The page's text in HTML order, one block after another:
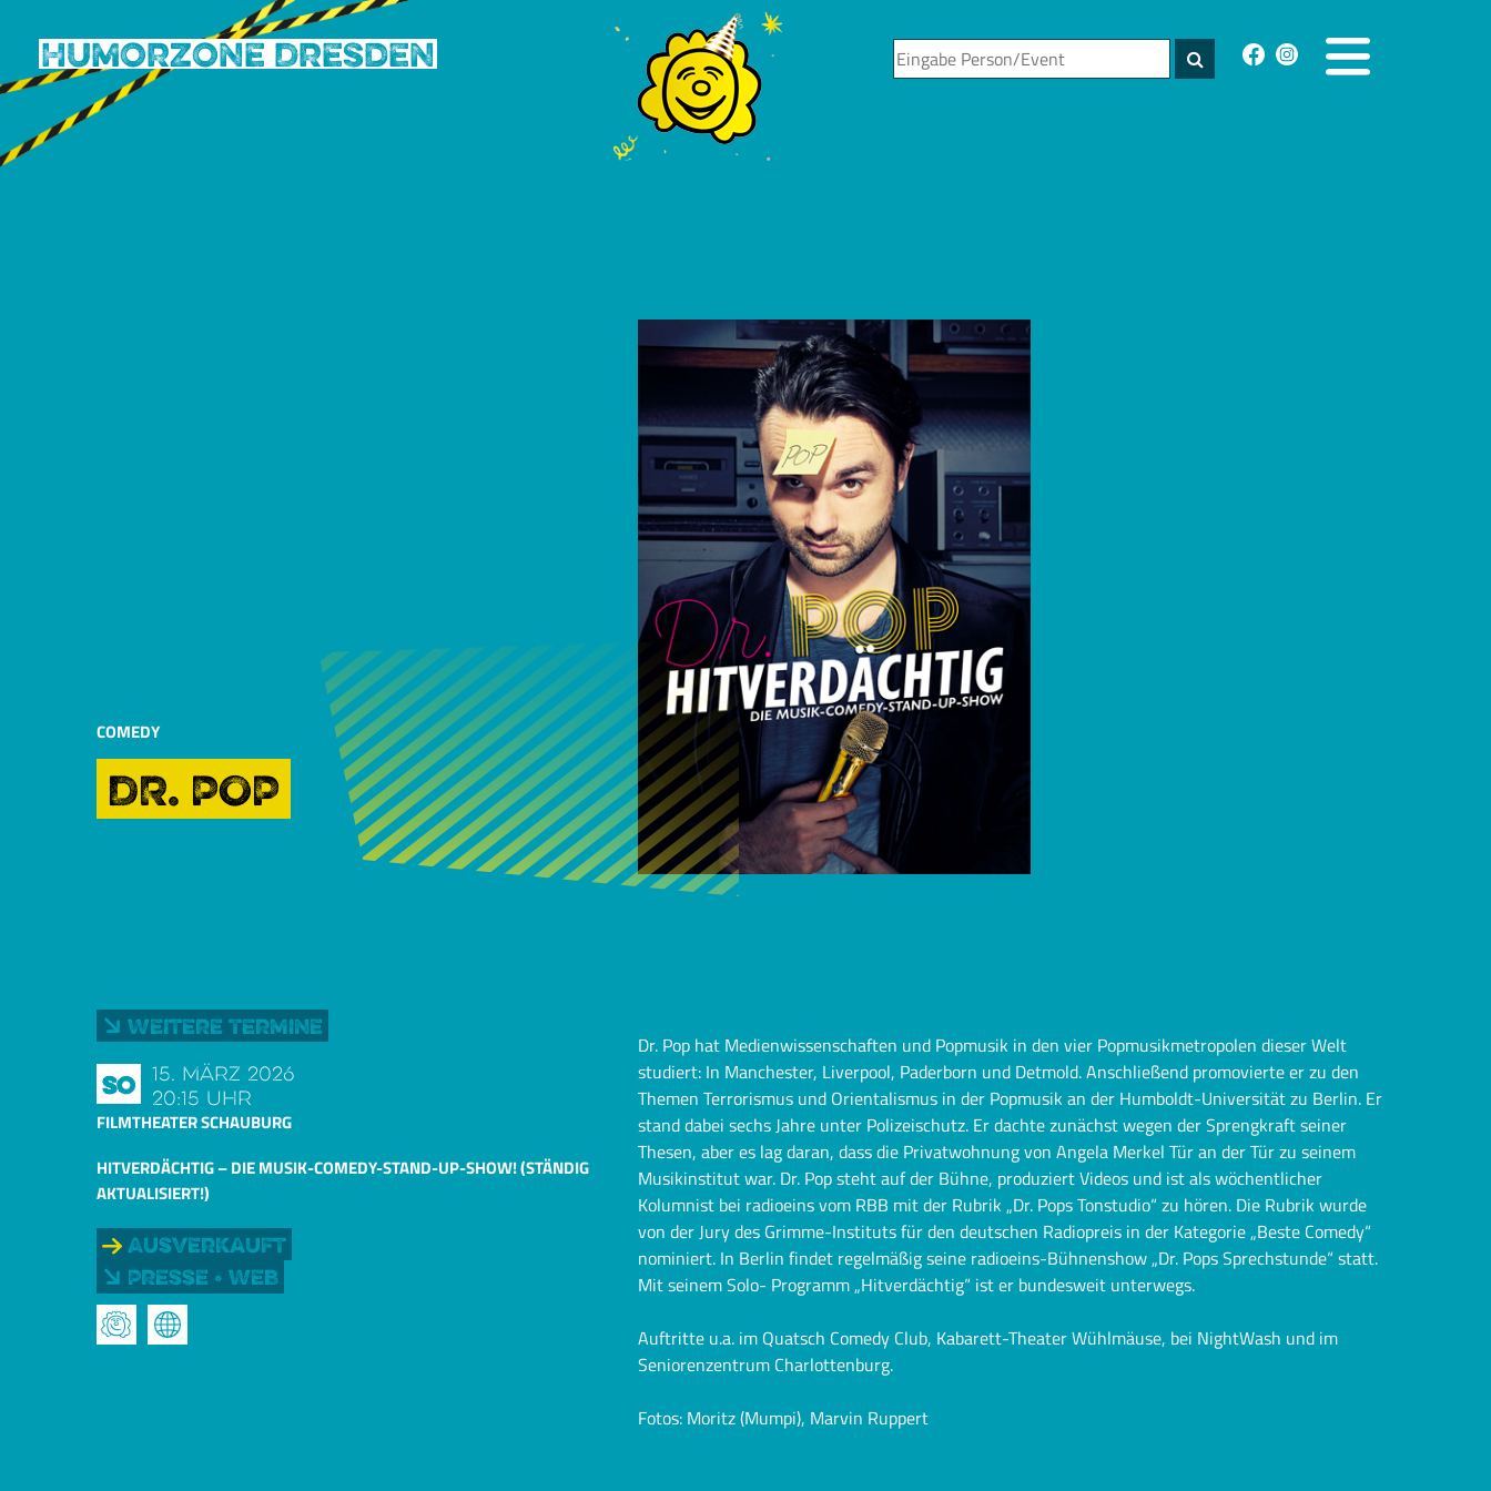
Humorzone Dresden
COMEDY
DR. POP
Weitere Termine
So
15. März 2026
20:15 Uhr
FILMTHEATER SCHAUBURG
HITVERDÄCHTIG – DIE MUSIK-COMEDY-STAND-UP-SHOW! (STÄNDIG
AKTUALISIERT!)
Ausverkauft
Presse • Web
Dr. Pop hat Medienwissenschaften und Popmusik in den vier Popmusikmetropolen dieser Welt
studiert: In Manchester, Liverpool, Paderborn und Detmold. Anschließend promovierte er zu den
Themen Terrorismus und Orientalismus in der Popmusik an der Humboldt-Universität zu Berlin. Er
stand dabei sechs Jahre unter Polizeischutz. Er dachte zunächst wegen der Sprengkraft seiner
Thesen, aber es lag daran, dass die Privatwohnung von Angela Merkel Tür an der Tür zu seinem
Musikinstitut war. Dr. Pop steht auf der Bühne, produziert Videos und ist als wöchentlicher
Kolumnist bei radioeins vom RBB mit der Rubrik „Dr. Pops Tonstudio“ zu hören. Die Rubrik wurde
von der Jury des Grimme-Instituts für den deutschen Radiopreis in der Kategorie „Beste Comedy“
nominiert. In Berlin findet regelmäßig seine radioeins-Bühnenshow „Dr. Pops Sprechstunde“ statt.
Mit seinem Solo- Programm „Hitverdächtig“ ist er bundesweit unterwegs.
Auftritte u.a. im Quatsch Comedy Club, Kabarett-Theater Wühlmäuse, bei NightWash und im
Seniorenzentrum Charlottenburg.
Fotos: Moritz (Mumpi), Marvin Ruppert